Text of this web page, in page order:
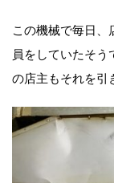
この機械で毎日
員をしていたそ
の店主もそれを引